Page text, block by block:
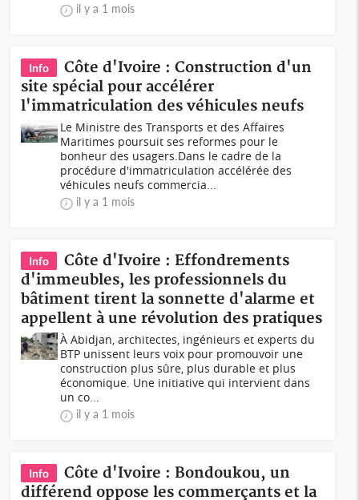
il y a 1 mois
Info
Côte d'Ivoire : Construction d'un
site spécial pour accélérer
l'immatriculation des véhicules neufs
Le Ministre des Transports et des Affaires
Maritimes poursuit ses reformes pour le
bonheur des usagers.Dans le cadre de la
procédure d'immatriculation accélérée des
véhicules neufs commercia...
il y a 1 mois
Info
Côte d'Ivoire : Effondrements
d'immeubles, les professionnels du
bâtiment tirent la sonnette d'alarme et
appellent à une révolution des pratiques
À Abidjan, architectes, ingénieurs et experts du
BTP unissent leurs voix pour promouvoir une
construction plus sûre, plus durable et plus
économique. Une initiative qui intervient dans
un co...
il y a 1 mois
Info
Côte d'Ivoire : Bondoukou, un
différend oppose les commerçants et la